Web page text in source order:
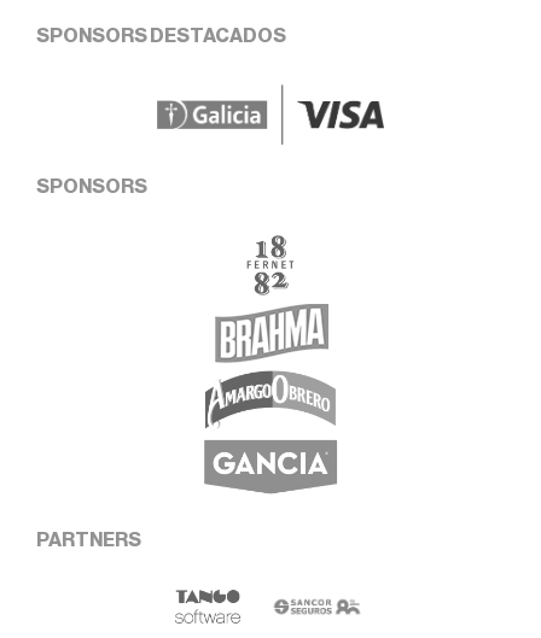
SPONSORS DESTACADOS
SPONSORS
PARTNERS